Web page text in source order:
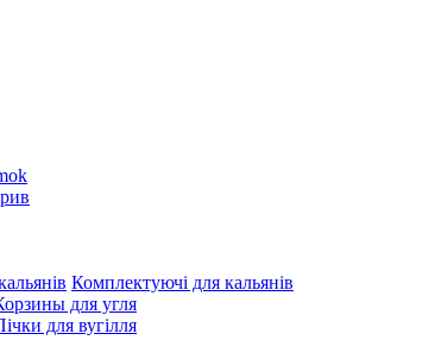
Комплектуючі для кальянів
для угля
для вугілля